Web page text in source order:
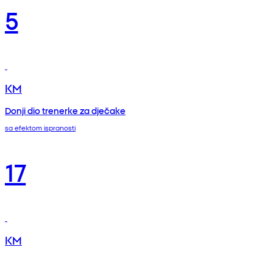
5
KM
Donji dio trenerke za dječake
sa efektom ispranosti
17
KM